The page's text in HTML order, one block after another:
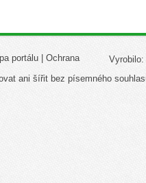
Vyrobilo:
portálu | Ochrana
ani šířit bez písemného